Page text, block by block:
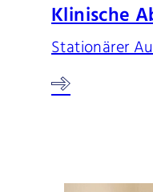
Klinische
Stationärer